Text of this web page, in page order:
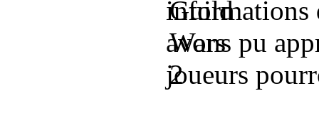
informations
avons pu
joueurs